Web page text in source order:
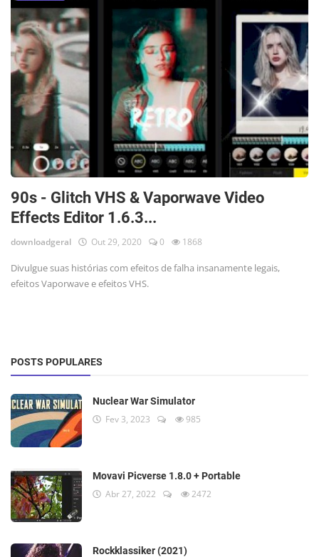
90s - Glitch VHS & Vaporwave Video
Effects Editor 1.6.3...
downloadgeral Out 29, 2020 0 1868
Divulgue suas histórias com efeitos de falha insanamente legais,
efeitos Vaporwave e efeitos VHS.
POSTS POPULARES
Nuclear War Simulator
Fev 3, 2023 985
Movavi Picverse 1.8.0 + Portable
Abr 27, 2022 2472
Rockklassiker (2021)